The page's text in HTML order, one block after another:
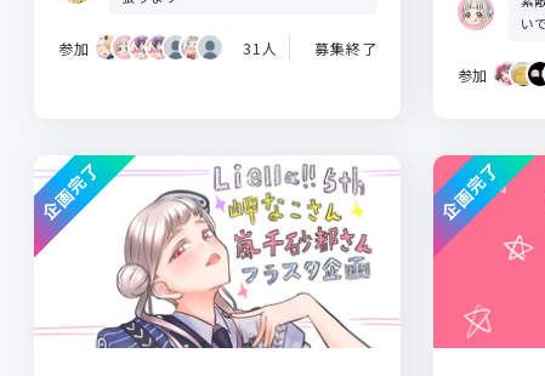
参加 31人 募集終了
い
参加
企画完了 企画完了